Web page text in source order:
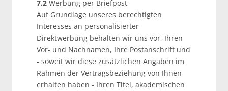
7.2 Werbung per Briefpost
Auf Grundlage unseres berechtigten
Interesses an personalisierter
Direktwerbung behalten wir uns vor, Ihren
Vor- und Nachnamen, Ihre Postanschrift und
- soweit wir diese zusätzlichen Angaben im
Rahmen der Vertragsbeziehung von Ihnen
erhalten haben - Ihren Titel, akademischen